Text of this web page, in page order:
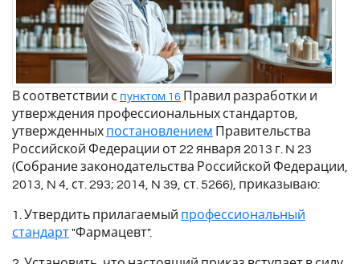
В соответствии с пунктом 16 Правил разработки и
утверждения профессиональных стандартов,
утвержденных постановлением Правительства
Российской Федерации от 22 января 2013 г. N 23
(Собрание законодательства Российской Федерации,
2013, N 4, ст. 293; 2014, N 39, ст. 5266), приказываю:
1. Утвердить прилагаемый профессиональный
стандарт"Фармацевт".